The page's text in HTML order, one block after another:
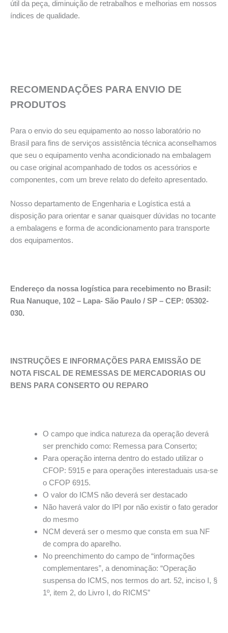
útil da peça, diminuição de retrabalhos e melhorias em nossos
índices de qualidade.
RECOMENDAÇÕES PARA ENVIO DE
PRODUTOS
Para o envio do seu equipamento ao nosso laboratório no
Brasil para fins de serviços assistência técnica aconselhamos
que seu o equipamento venha acondicionado na embalagem
ou case original acompanhado de todos os acessórios e
componentes, com um breve relato do defeito apresentado.
Nosso departamento de Engenharia e Logística está a
disposição para orientar e sanar quaisquer dúvidas no tocante
a embalagens e forma de acondicionamento para transporte
dos equipamentos.
Endereço da nossa logística para recebimento no Brasil:
Rua Nanuque, 102 – Lapa- São Paulo / SP – CEP: 05302-
030.
INSTRUÇÕES E INFORMAÇÕES PARA EMISSÃO DE
NOTA FISCAL DE REMESSAS DE MERCADORIAS OU
BENS PARA CONSERTO OU REPARO
O campo que indica natureza da operação deverá
ser prenchido como: Remessa para Conserto;
Para operação interna dentro do estado utilizar o
CFOP: 5915 e para operações interestaduais usa-se
o CFOP 6915.
O valor do ICMS não deverá ser destacado
Não haverá valor do IPI por não existir o fato gerador
do mesmo
NCM deverá ser o mesmo que consta em sua NF
de compra do aparelho.
No preenchimento do campo de “informações
complementares”, a denominação: “Operação
suspensa do ICMS, nos termos do art. 52, inciso I, §
1º, item 2, do Livro I, do RICMS”